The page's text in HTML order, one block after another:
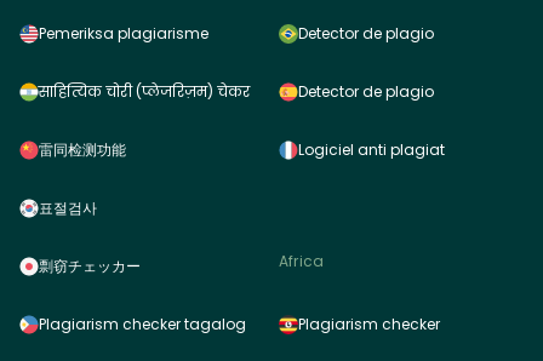
Pemeriksa plagiarisme
साहित्यिक चोरी (प्लेजरिज़म) चेकर
雷同检测功能
표절검사
剽窃チェッカー
Plagiarism checker tagalog
Detector de plagio
Detector de plagio
Logiciel anti plagiat
Africa
Plagiarism checker